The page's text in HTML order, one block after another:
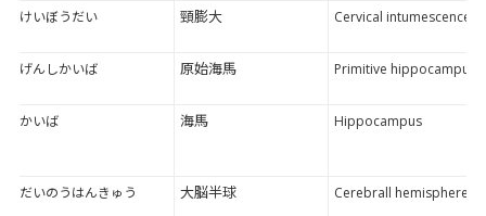
けいぼうだい
頸膨大 Cervical intumescence
げんしかいば 原始海馬 Primitive hippocampus
かいば 海馬 Hippocampus
だいのうはんきゅう 大脳半球 Cerebrall hemisphere